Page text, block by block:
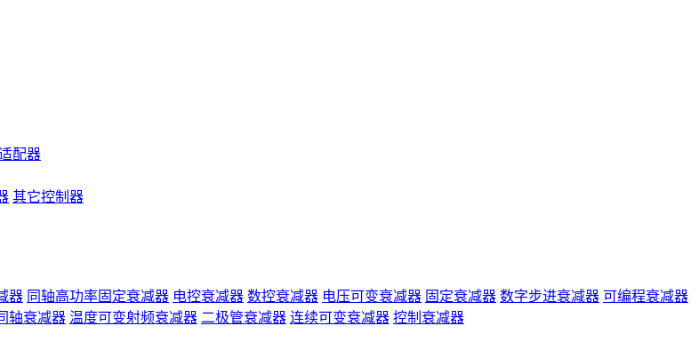
配器
其它控制器
器 同轴高功率固定衰减器 电控衰减器 数控衰减器 电压可变衰减器 固定衰减器 数字步进衰减器 可编程衰减器
轴衰减器 温度可变射频衰减器 二极管衰减器 连续可变衰减器 控制衰减器